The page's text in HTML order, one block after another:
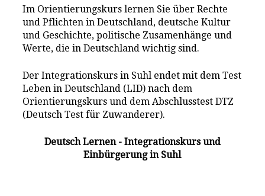
Im Orientierungskurs lernen Sie über Rechte
und Pflichten in Deutschland, deutsche Kultur
und Geschichte, politische Zusamenhänge und
Werte, die in Deutschland wichtig sind.
Der Integrationskurs in Suhl endet mit dem Test
Leben in Deutschland (LID) nach dem
Orientierungskurs und dem Abschlusstest DTZ
(Deutsch Test für Zuwanderer).
Deutsch Lernen - Integrationskurs und
Einbürgerung in Suhl